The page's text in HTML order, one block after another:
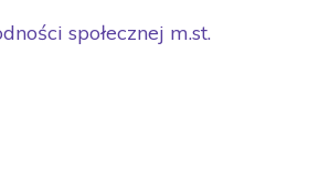
społecznej m.st.